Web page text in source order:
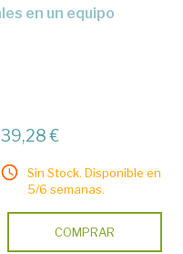
39,28 €
Sin Stock. Disponible en
5/6 semanas.
COMPRAR